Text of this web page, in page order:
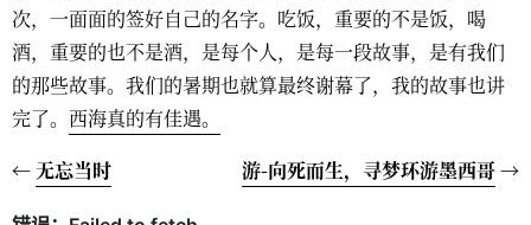
次，一面面的签好自己的名字。吃饭，重要的不是饭，喝
酒，重要的也不是酒，是每个人，是每一段故事，是有我们
的那些故事。我们的暑期也就算最终谢幕了，我的故事也讲
完了。 西海真的有佳遇。
←无忘当时 游-向死而生，寻梦环游墨西哥→